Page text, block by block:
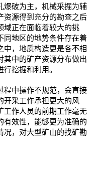
爆破为主，机械采掘为辅
资源得到充分的勘查之后
域正在面临着较大的挑
同地区的地势条件存在着
中，地质构造更是各不相
其中的矿产资源分布做出
挖掘和利用。
程中操作不规范，会直接
开采工作承担更大的风
工作人员的前期工作毫无
有效性，能够更为准确的
况，对大型矿山的找矿勘